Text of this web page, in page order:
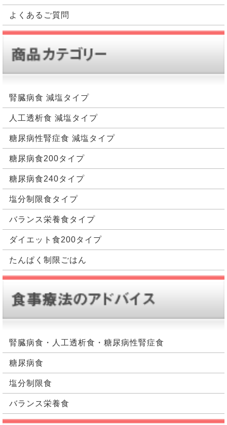
よくあるご質問
腎臓病食 減塩タイプ
人工透析食 減塩タイプ
糖尿病性腎症食 減塩タイプ
糖尿病食200タイプ
糖尿病食240タイプ
塩分制限食タイプ
バランス栄養食タイプ
ダイエット食200タイプ
たんぱく制限ごはん
腎臓病食・人工透析食・糖尿病性腎症食
糖尿病食
塩分制限食
バランス栄養食